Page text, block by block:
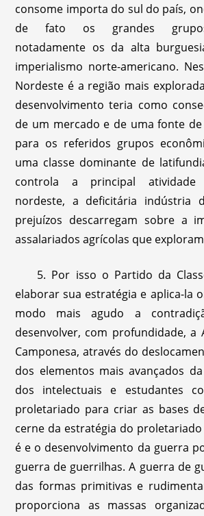
consome importa do sul do país,
de fato os grandes grupos
notadamente os da alta
imperialismo norte-americano.
Nordeste é a região mais
desenvolvimento teria como
de um mercado e de uma fonte
para os referidos grupos
uma classe dominante de
controla a principal atividade
nordeste, a deficitária indústria
prejuízos descarregam sobre a
assalariados agrícolas que
5. Por isso o Partido da
elaborar sua estratégia e aplica-la
modo mais agudo a
desenvolver, com profundidade, a
Camponesa, através do
dos elementos mais avançados
dos intelectuais e estudantes
proletariado para criar as bases
cerne da estratégia do
é e o desenvolvimento da guerra
guerra de guerrilhas. A guerra de
das formas primitivas e
proporciona as massas